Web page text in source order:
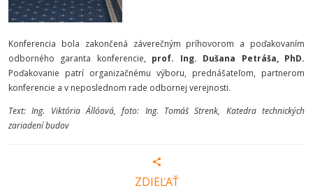
Konferencia bola zakončená záverečným príhovorom a poďakovaním
odborného garanta konferencie, prof. Ing. Dušana Petráša, PhD.
Poďakovanie patrí organizačnému výboru, prednášateľom, partnerom
konferencie a v neposlednom rade odbornej verejnosti.
Text: Ing. Viktória Állóová, foto: Ing. Tomáš Strenk, Katedra technických
zariadení budov
ZDIEĽAŤ